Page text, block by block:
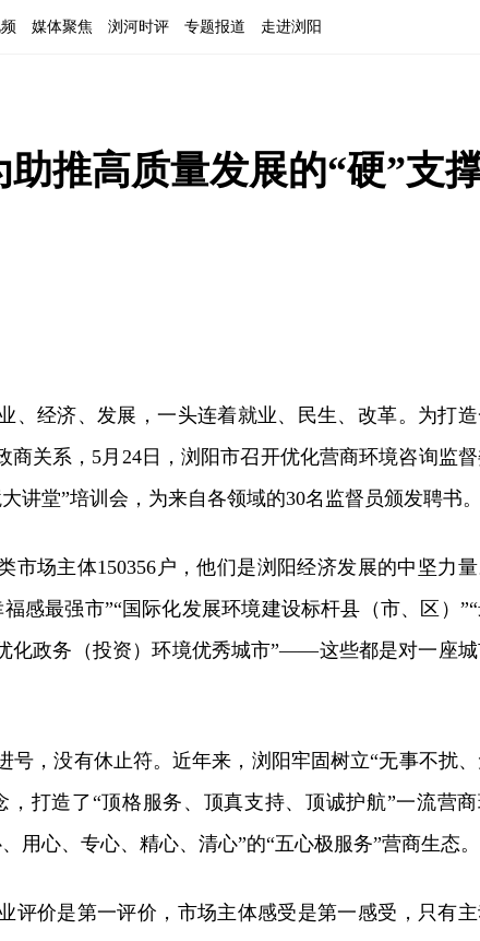
媒体聚焦 浏河时评 专题报道 走进浏阳
推高质量发展的“硬”支
、经济、发展，一头连着就业、民生、改革。为打
商关系，5月24日，浏阳市召开优化营商环境咨询监
讲堂”培训会，为来自各领域的30名监督员颁发聘书
市场主体150356户，他们是浏阳经济发展的中坚力
感最强市”“国际化发展环境建设标杆县（市、区）
化政务（投资）环境优秀城市”——这些都是对一座
号，没有休止符。近年来，浏阳牢固树立“无事不扰
，打造了“顶格服务、顶真支持、顶诚护航”一流营
用心、专心、精心、清心”的“五心极服务”营商生态。
评价是第一评价，市场主体感受是第一感受，只有